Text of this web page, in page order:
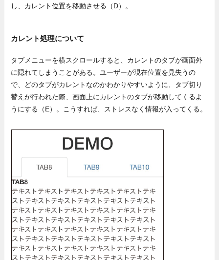
し、カレント位置を移動させる（D）。
カレント処理について
タブメニューを横スクロールすると、カレントのタブが画面外
に隠れてしまうことがある。ユーザーが現在位置を見失うの
で、どのタブがカレントなのかわかりやすいように、タブ切り
替えが行われた際、画面上にカレントのタブが移動してくるよ
うにする（E）。こうすれば、ストレスなく情報が入ってくる。